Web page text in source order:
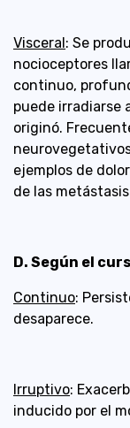
Visceral : Se
nocioceptores
continuo,
puede irradiarse
originó.
ejemplos de
de las
D. Según el
Continuo:
desaparece.
Irruptivo:
inducido por el